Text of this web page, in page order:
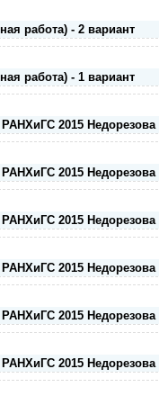
работа) - 2 вариант
работа) - 1 вариант
2015 Недорезова
2015 Недорезова
2015 Недорезова
2015 Недорезова
2015 Недорезова
2015 Недорезова